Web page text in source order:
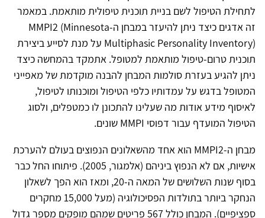
לתחילת הטיפול לשם בניית תוכנית טיפולית מותאמת. במאמר
זה אדגים כיצד ניתן להיעזר במבחן ה-MMPI2 (Minnesota
Multiphasic Personality Inventory) על מנת לסייע ביצירת
תוכנית טרום-טיפול מותאמת למטופל. אתמקד בהמחשה כיצד
ניתן להגיע בעזרת סולמות המבחן להבנה מוקדמת של מאפייני
המטופל בדגש על עמדותיו כלפי הטיפול ומוכנותו לטיפול,
לאיסוף מידע אודות מה שעלינו להתכונן לו כמטפלים, ולסוג
הטיפול המועדף עבור דפוסי MMPI שונים.
מבחן ה-MMPI2 הוא אחד מהשאלונים הנפוצים בעולם להערכת
אישיות, אם לא הנפוץ ביניהם (אלמגור, 2005). פיתוחו החל כבר
בסוף שנות השלושים של המאה ה-20, ומאז הוא הפך לשאלון
הנחקר ביותר בתולדות הפסיכולוגיה (מעל 15,000 מחקרים
ספציפיים). המבחן כולל 567 פריטים שמהם מופקים מספר גדול